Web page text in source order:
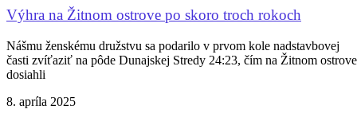
Výhra na Žitnom ostrove po skoro troch rokoch
Nášmu ženskému družstvu sa podarilo v prvom kole nadstavbovej
časti zvíťaziť na pôde Dunajskej Stredy 24:23, čím na Žitnom ostrove
dosiahli
8. apríla 2025